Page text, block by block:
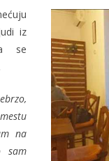
iz
se
na
sam